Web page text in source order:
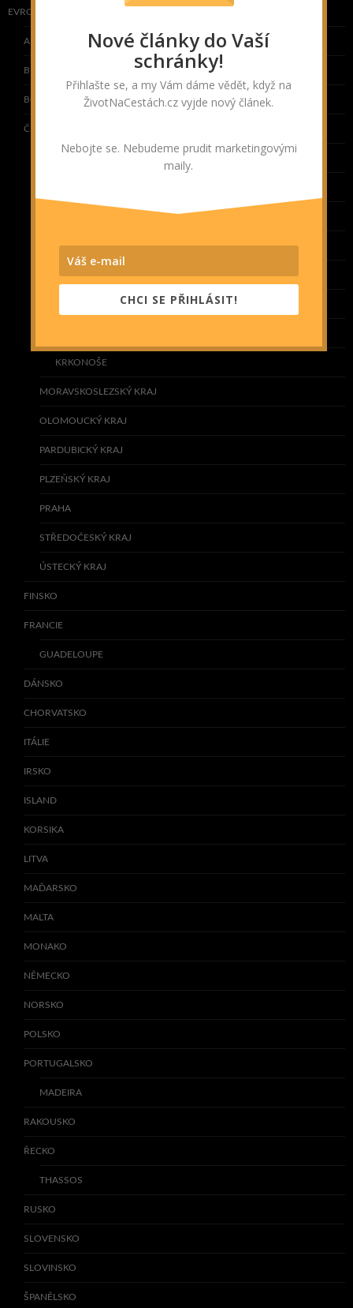
EVROPA
ANGLIE
BELGIE
BOSNA A HERCEGOVINA
ČESKÁ REPUBLIKA
JIHOČESKÝ KRAJ
KRAJ VYSOČINA
KRÁLOVÉHRADECKÝ KRAJ
KRKONOŠE
MORAVSKOSLEZSKÝ KRAJ
OLOMOUCKÝ KRAJ
PARDUBICKÝ KRAJ
PLZEŇSKÝ KRAJ
PRAHA
STŘEDOČESKÝ KRAJ
ÚSTECKÝ KRAJ
FINSKO
FRANCIE
GUADELOUPE
DÁNSKO
CHORVATSKO
ITÁLIE
IRSKO
ISLAND
KORSIKA
LITVA
MAĎARSKO
MALTA
MONAKO
NĚMECKO
NORSKO
POLSKO
PORTUGALSKO
MADEIRA
RAKOUSKO
ŘECKO
THASSOS
RUSKO
SLOVENSKO
SLOVINSKO
ŠPANĚLSKO
Nové články do Vaší
schránky!
Přihlašte se, a my Vám dáme vědět, když na
ŽivotNaCestách.cz vyjde nový článek.
Nebojte se. Nebudeme prudit marketingovými
maily.
CHCI SE PŘIHLÁSIT!